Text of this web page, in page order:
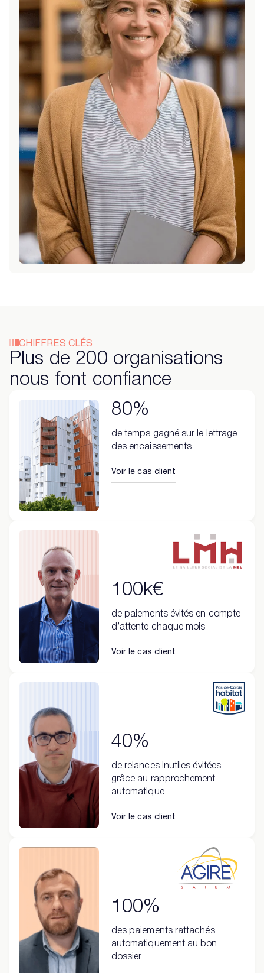
CHIFFRES CLÉS
Plus de 200 organisations
nous font confiance
80%
de temps gagné sur le lettrage
des encaissements
Voir le cas client
100k€
de paiements évités en compte
d’attente chaque mois
Voir le cas client
40%
de relances inutiles évitées
grâce au rapprochement
automatique
Voir le cas client
100%
des paiements rattachés
automatiquement au bon
dossier